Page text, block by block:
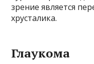
зрение является
хрусталика.
Глаукома